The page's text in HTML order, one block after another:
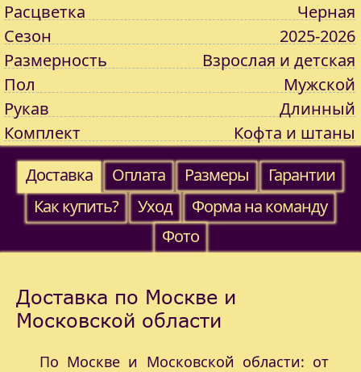
Расцветка
Черная
Сезон
2025-2026
Размерность
Взрослая и детская
Пол
Мужской
Рукав
Длинный
Комплект
Кофта и штаны
Доставка
Оплата Размеры
Гарантии
Как купить?
Уход
Форма на команду
Фото
Доставка по Москве и
Московской области
По Москве и Московской области: от